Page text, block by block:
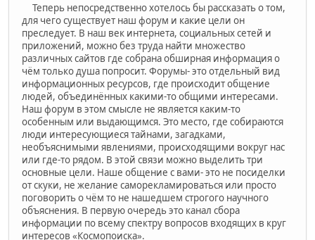
Теперь непосредственно хотелось бы рассказать о том,
для чего существует наш форум и какие цели он
преследует. В наш век интернета, социальных сетей и
приложений, можно без труда найти множество
различных сайтов где собрана обширная информация о
чём только душа попросит. Форумы- это отдельный вид
информационных ресурсов, где происходит общение
людей, объединённых какими-то общими интересами.
Наш форум в этом смысле не является каким-то
особенным или выдающимся. Это место, где собираются
люди интересующиеся тайнами, загадками,
необъяснимыми явлениями, происходящими вокруг нас
или где-то рядом. В этой связи можно выделить три
основные цели. Наше общение с вами- это не посиделки
от скуки, не желание саморекламироваться или просто
поговорить о чём то не нашедшем строгого научного
объяснения. В первую очередь это канал сбора
информации по всему спектру вопросов входящих в круг
интересов «Космопоиска».